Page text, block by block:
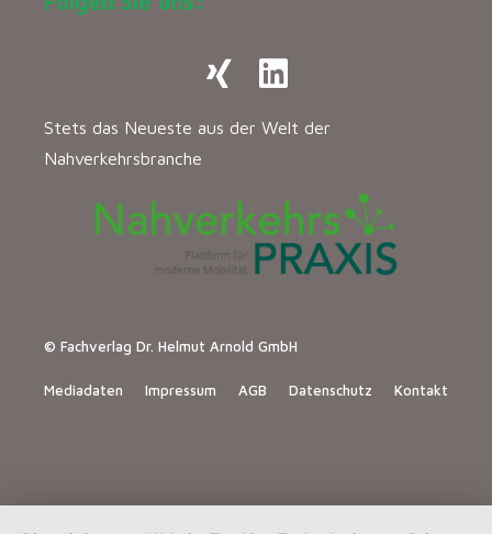
Stets das Neueste aus der Welt der
Nahverkehrsbranche
© Fachverlag Dr. Helmut Arnold GmbH
Mediadaten Impressum AGB Datenschutz Kontakt